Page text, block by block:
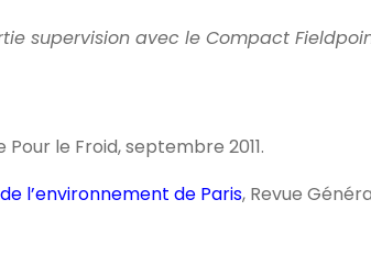
supervision avec le Compact
Pour le Froid, septembre 2011.
l’environnement de Paris, Revue